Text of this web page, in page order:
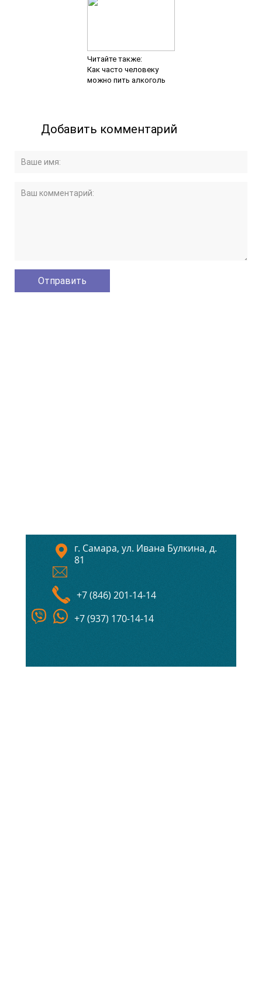
Читайте также:
Как часто человеку
можно пить алкоголь
Добавить комментарий
г. Самара, ул. Ивана Булкина, д.
81
+7 (846) 201-14-14
+7 (937) 170-14-14